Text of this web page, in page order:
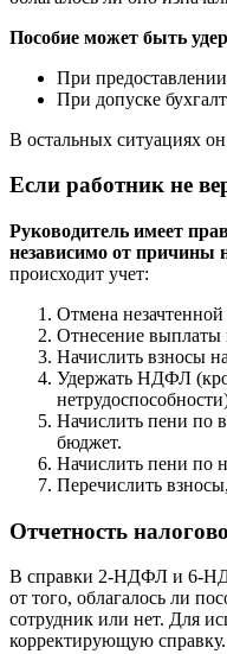
Пособие может быть
При
При допуске
В остальных ситуациях
Если работник не
Руководитель имеет
независимо от причины
происходит учет:
Отмена
Отнесение выплаты
Начислить взносы
Удержать НДФЛ
Начислить пени по
бюджет.
Начислить пени по
Перечислить
Отчетность
В справки 2-НДФЛ и 6-
от того, облагалось ли
сотрудник или нет. Для
корректирующую справку.